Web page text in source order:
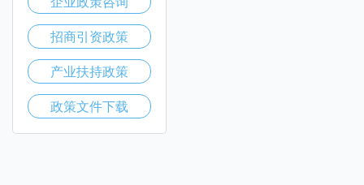
招商引资政策
产业扶持政策
政策文件下载